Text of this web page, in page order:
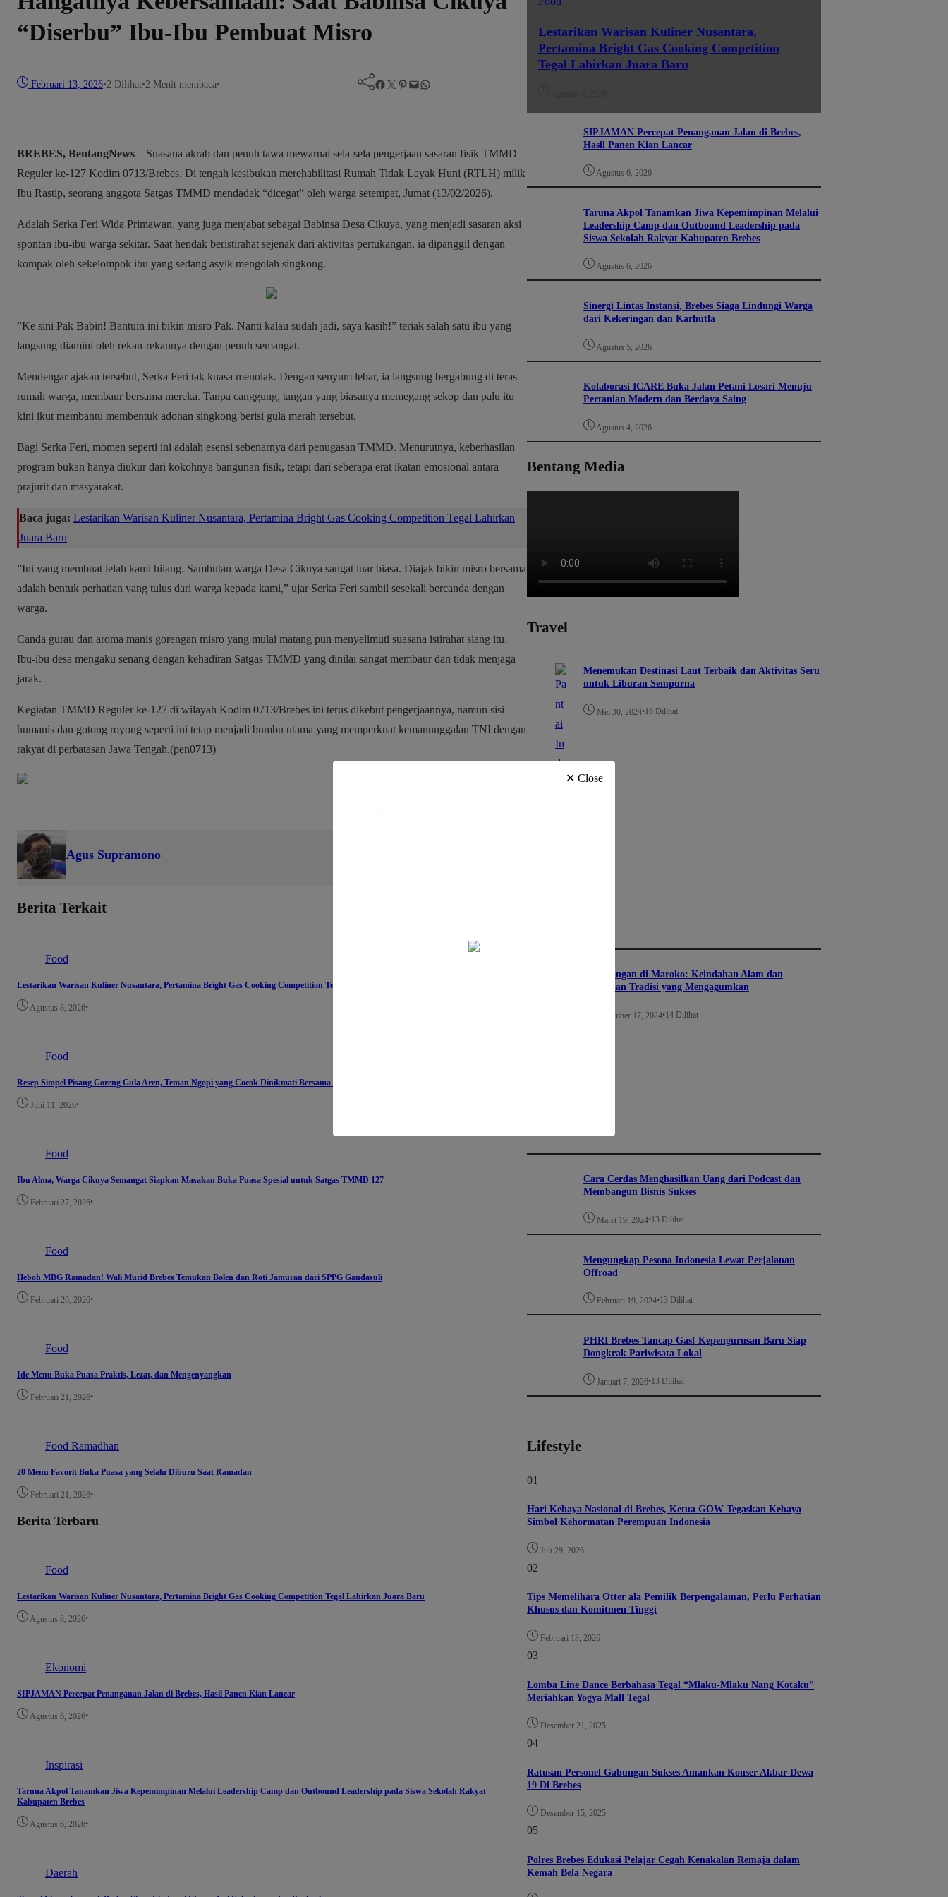
“Diserbu” Ibu-Ibu Pembuat Misro
Februari 13, 2026•2 Dilihat•2 Menit membaca• Facebook Twitter Pinterest Mail WhatsApp
BREBES, BentangNews – Suasana akrab dan penuh tawa mewarnai sela-sela pengerjaan sasaran fisik TMMD
Reguler ke-127 Kodim 0713/Brebes. Di tengah kesibukan merehabilitasi Rumah Tidak Layak Huni (RTLH) milik
Ibu Rastip, seorang anggota Satgas TMMD mendadak “dicegat” oleh warga setempat, Jumat (13/02/2026).
​Adalah Serka Feri Wida Primawan, yang juga menjabat sebagai Babinsa Desa Cikuya, yang menjadi sasaran aksi
spontan ibu-ibu warga sekitar. Saat hendak beristirahat sejenak dari aktivitas pertukangan, ia dipanggil dengan
kompak oleh sekelompok ibu yang sedang asyik mengolah singkong.
​”Ke sini Pak Babin! Bantuin ini bikin misro Pak. Nanti kalau sudah jadi, saya kasih!” teriak salah satu ibu yang
langsung diamini oleh rekan-rekannya dengan penuh semangat.
​Mendengar ajakan tersebut, Serka Feri tak kuasa menolak. Dengan senyum lebar, ia langsung bergabung di teras
rumah warga, membaur bersama mereka. Tanpa canggung, tangan yang biasanya memegang sekop dan palu itu
kini ikut membantu membentuk adonan singkong berisi gula merah tersebut.
​Bagi Serka Feri, momen seperti ini adalah esensi sebenarnya dari penugasan TMMD. Menurutnya, keberhasilan
program bukan hanya diukur dari kokohnya bangunan fisik, tetapi dari seberapa erat ikatan emosional antara
prajurit dan masyarakat.
Baca juga: Lestarikan Warisan Kuliner Nusantara, Pertamina Bright Gas Cooking Competition Tegal Lahirkan
Juara Baru
​”Ini yang membuat lelah kami hilang. Sambutan warga Desa Cikuya sangat luar biasa. Diajak bikin misro bersama
adalah bentuk perhatian yang tulus dari warga kepada kami,” ujar Serka Feri sambil sesekali bercanda dengan
warga.
​Canda gurau dan aroma manis gorengan misro yang mulai matang pun menyelimuti suasana istirahat siang itu.
Ibu-ibu desa mengaku senang dengan kehadiran Satgas TMMD yang dinilai sangat membaur dan tidak menjaga
jarak.
​Kegiatan TMMD Reguler ke-127 di wilayah Kodim 0713/Brebes ini terus dikebut pengerjaannya, namun sisi
humanis dan gotong royong seperti ini tetap menjadi bumbu utama yang memperkuat kemanunggalan TNI dengan
rakyat di perbatasan Jawa Tengah.(pen0713)
Agus Supramono
Berita Terkait
Food
Lestarikan Warisan Kuliner Nusantara, Pertamina Bright Gas Cooking Competition Tegal Lahirkan Juara Baru
Agustus 8, 2026•
Food
Resep Simpel Pisang Goreng Gula Aren, Teman Ngopi yang Cocok Dinikmati Bersama Keluarga di Rumah
Juni 11, 2026•
Food
Ibu Alma, Warga Cikuya Semangat Siapkan Masakan Buka Puasa Spesial untuk Satgas TMMD 127
Februari 27, 2026•
Food
Heboh MBG Ramadan! Wali Murid Brebes Temukan Bolen dan Roti Jamuran dari SPPG Gandasuli
Februari 26, 2026•
Food
Ide Menu Buka Puasa Praktis, Lezat, dan Mengenyangkan
Februari 21, 2026•
Food Ramadhan
20 Menu Favorit Buka Puasa yang Selalu Diburu Saat Ramadan
Februari 21, 2026•
Berita Terbaru
Food
Lestarikan Warisan Kuliner Nusantara, Pertamina Bright Gas Cooking Competition Tegal Lahirkan Juara Baru
Agustus 8, 2026•
Ekonomi
SIPJAMAN Percepat Penanganan Jalan di Brebes, Hasil Panen Kian Lancar
Agustus 6, 2026•
Inspirasi
Taruna Akpol Tanamkan Jiwa Kepemimpinan Melalui Leadership Camp dan Outbound Leadership pada Siswa Sekolah Rakyat
Kabupaten Brebes
Agustus 6, 2026•
Daerah
Lestarikan Warisan Kuliner Nusantara,
Pertamina Bright Gas Cooking Competition
Tegal Lahirkan Juara Baru
SIPJAMAN Percepat Penanganan Jalan di Brebes,
Hasil Panen Kian Lancar
Agustus 6, 2026
Taruna Akpol Tanamkan Jiwa Kepemimpinan Melalui
Leadership Camp dan Outbound Leadership pada
Siswa Sekolah Rakyat Kabupaten Brebes
Agustus 6, 2026
Sinergi Lintas Instansi, Brebes Siaga Lindungi Warga
dari Kekeringan dan Karhutla
Agustus 5, 2026
Kolaborasi ICARE Buka Jalan Petani Losari Menuju
Pertanian Modern dan Berdaya Saing
Agustus 4, 2026
Bentang Media
Travel
Menemukan Destinasi Laut Terbaik dan Aktivitas Seru
untuk Liburan Sempurna
Mei 30, 2024•16 Dilihat
Petualangan di Maroko: Keindahan Alam dan
Kekayaan Tradisi yang Mengagumkan
Desember 17, 2024•14 Dilihat
Cara Cerdas Menghasilkan Uang dari Podcast dan
Membangun Bisnis Sukses
Maret 19, 2024•13 Dilihat
Mengungkap Pesona Indonesia Lewat Perjalanan
Offroad
Februari 19, 2024•13 Dilihat
PHRI Brebes Tancap Gas! Kepengurusan Baru Siap
Dongkrak Pariwisata Lokal
Januari 7, 2026•13 Dilihat
Lifestyle
01
Hari Kebaya Nasional di Brebes, Ketua GOW Tegaskan Kebaya
Simbol Kehormatan Perempuan Indonesia
Juli 29, 2026
02
Tips Memelihara Otter ala Pemilik Berpengalaman, Perlu Perhatian
Khusus dan Komitmen Tinggi
Februari 13, 2026
03
Lomba Line Dance Berbahasa Tegal “Mlaku-Mlaku Nang Kotaku”
Meriahkan Yogya Mall Tegal
Desember 21, 2025
04
Ratusan Personel Gabungan Sukses Amankan Konser Akbar Dewa
19 Di Brebes
Desember 15, 2025
05
Polres Brebes Edukasi Pelajar Cegah Kenakalan Remaja dalam
Kemah Bela Negara
✕ Close